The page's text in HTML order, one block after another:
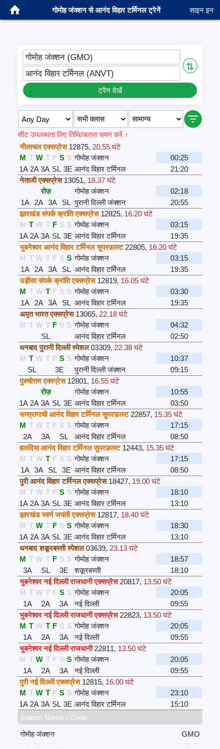
गोमोह जंक्शन से आनंद विहार टर्मिनल ट्रेनें साइन इन
गोमोह जंक्शन (GMO)
⇅
आनंद विहार टर्मिनल (ANVT)
ट्रैन देखें
सीट उपलब्धता लिए तिथि/क्लास चयन करें ↑
नीलाचल एक्सप्रेस 12875,20.55 घंटे
M T W T F S S गोमोह जंक्शन
00:25
1A 2A 3A SL 3E आनंद विहार टर्मिनल
21:20
नेताजी एक्सप्रेस 13051, 18.37 घंटे
रोज़
गोमोह जंक्शन
02:18
1A
2A 3A SL पुरानी दिल्ली जंक्शन
20:55
झारखंड संपर्क क्रांति एक्सप्रेस 12825, 16.20 घंटे
M T W T F S S गोमोह जंक्शन
03:15
1A 2A 3A SL 3E आनंद विहार टर्मिनल
19:35
भुबनेश्वर आनंद विहार टर्मिनल सुपरफ़ास्ट 22805, 16.20 घंटे
M T W T F S S गोमोह जंक्शन
03:15
1A
2A 3A SL आनंद विहार टर्मिनल
19:35
उड़ीसा संपर्क क्रांति एक्सप्रेस 12819, 16.05 घंटे
M T W T F S S गोमोह जंक्शन
03:30
1A
2A 3A SL आनंद विहार टर्मिनल
19:35
अमृत भारत एक्सप्रेस 13065,22.18 घंटे
M T W T F S S गोमोह जंक्शन
04:32
SL
आनंद विहार टर्मिनल
02:50
धनबाद पुरानी दिल्ली स्पेशल 03309,22.38 घंटे
M T W T F S S गोमोह जंक्शन
10:37
SL
3E पुरानी दिल्ली जंक्शन
09:15
पुरुषोत्तम एक्स्प्रेस 12801, 16.55 घंटे
रोज़
गोमोह जंक्शन
10:55
1A 2A 3A SL 3E आनंद विहार टर्मिनल
03:50
सन्त्रागाची आनंद विहार टर्मिनल सुपरफ़ास्ट 22857, 15.35 घंटे
M T W T F S S गोमोह जंक्शन
17:15
2A
3A SL आनंद विहार टर्मिनल
08:50
हलदिया आनंद विहार टर्मिनल सुपरफ़ास्ट 12443, 15.35 घंटे
M T W T F S S गोमोह जंक्शन
17:15
1A
3A SL 3E आनंद विहार टर्मिनल
08:50
पुरी आनंद विहार टर्मिनल एक्सप्रेस 18427, 19.00 घंटे
M T W T F S S गोमोह जंक्शन
18:10
1A 2A 3A SL 3E आनंद विहार टर्मिनल
13:10
झारखंड स्वर्ण जयंती एक्सप्रेस 12817, 18.40 घंटे
M T W T F S S गोमोह जंक्शन
18:30
1A 2A 3A SL 3E आनंद विहार टर्मिनल
13:10
धनबाद शकूरबस्ती स्पेशल 03639,23.13 घंटे
M T W T F S S गोमोह जंक्शन
18:57
3A
SL 3E शकूरबस्ती
18:10
भुबनेश्वर नई दिल्ली राजधानी एक्सप्रेस 20817, 13.50 घंटे
M T W T F S S गोमोह जंक्शन
20:05
1A
2A 3A नई दिल्ली
09:55
भुबनेश्वर नई दिल्ली राजधानी एक्सप्रेस 22823, 13.50 घंटे
M T W T F S S गोमोह जंक्शन
20:05
1A
2A 3A नई दिल्ली
09:55
भुबनेश्वर नई दिल्ली राजधानी 22811, 13.50 घंटे
M T W T F S S गोमोह जंक्शन
20:05
1A
2A 3A नई दिल्ली
09:55
पुरी नई दिल्ली एक्सप्रेस 12815, 16.00 घंटे
M T W T F S S गोमोह जंक्शन
23:10
1A 2A 3A SL 3E आनंद विहार टर्मिनल
15:10
Station Name / Code
गोमोह जंक्शन
GMO